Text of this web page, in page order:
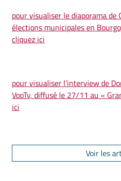
pour visualiser le diaporama de
élections municipales en
cliquez ici
pour visualiser l’interview de
VooTv, diffusé le 27/11 au «
ici
Voir les